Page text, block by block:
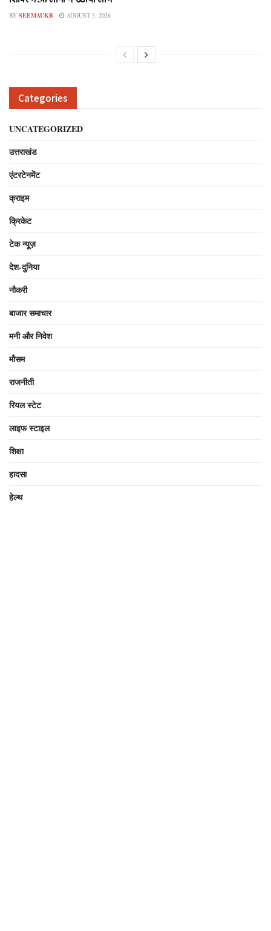
BY SEEMAUKB AUGUST 3, 2026
Categories
UNCATEGORIZED
उत्तराखंड
एंटरटेनमेंट
क्राइम
क्रिकेट
टेक न्यूज़
देश-दुनिया
नौकरी
बाजार समाचार
मनी और निवेश
मौसम
राजनीती
रियल स्टेट
लाइफ स्टाइल
शिक्षा
हादसा
हेल्थ